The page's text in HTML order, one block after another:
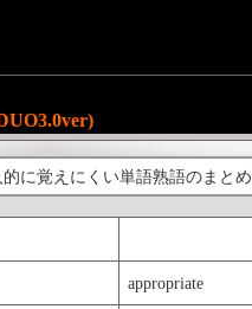
的に覚えにくい単語熟語のまと
appropriate